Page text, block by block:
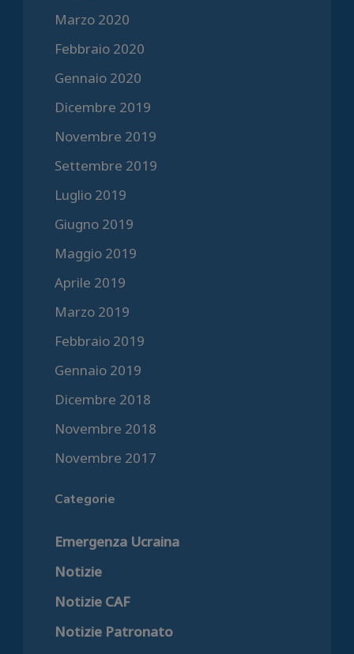
Marzo 2020
Febbraio 2020
Gennaio 2020
Dicembre 2019
Novembre 2019
Settembre 2019
Luglio 2019
Giugno 2019
Maggio 2019
Aprile 2019
Marzo 2019
Febbraio 2019
Gennaio 2019
Dicembre 2018
Novembre 2018
Novembre 2017
Categorie
Emergenza Ucraina
Notizie
Notizie CAF
Notizie Patronato